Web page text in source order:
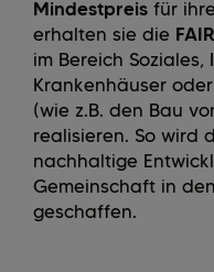
Mindestpreis für
erhalten sie die
im Bereich
Krankenhäuser
(wie z.B. den Bau
realisieren. So wird
nachhaltige
Gemeinschaft in
geschaffen.